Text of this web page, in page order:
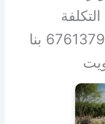
النهائية. اتصل الان على 67613790 بنا